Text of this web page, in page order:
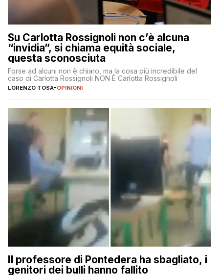
Su Carlotta Rossignoli non c’è alcuna
“invidia”, si chiama equità sociale,
questa sconosciuta
Forse ad alcuni non è chiaro, ma la cosa più incredibile del
caso di Carlotta Rossignoli NON È Carlotta Rossignoli
LORENZO TOSA-OPINIONI
Il professore di Pontedera ha sbagliato, i
genitori dei bulli hanno fallito